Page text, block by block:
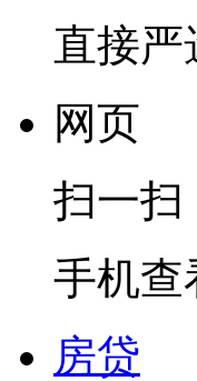
直接严
网页
扫一扫
手机查
房贷